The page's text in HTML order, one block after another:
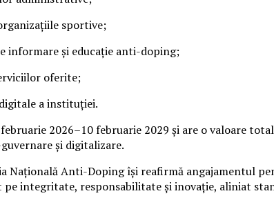
sportive;
informare și educație anti-doping;
oferite;
a instituției.
2026–10 februarie 2029 și are o valoare
și digitalizare.
Națională Anti-Doping își reafirmă angajamentul
integritate, responsabilitate și inovație, aliniat